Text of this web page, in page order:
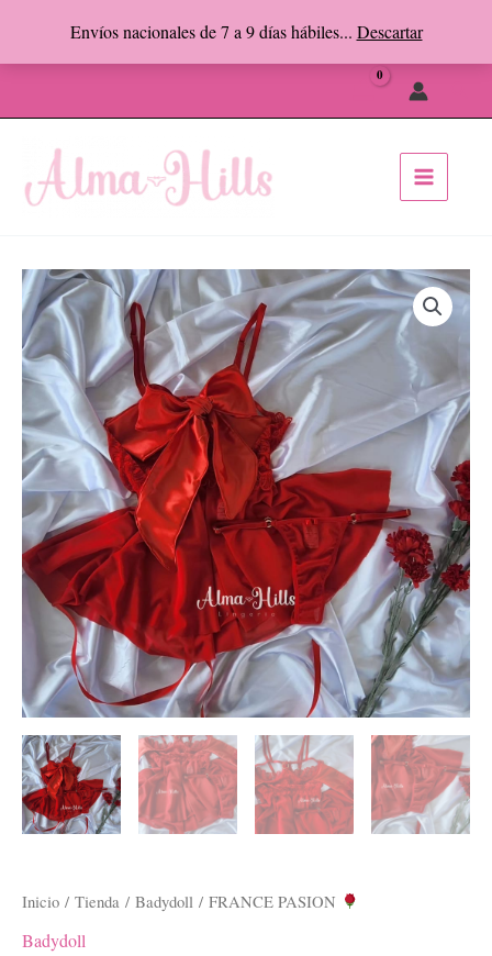
Envíos nacionales de 7 a 9 días hábiles... Descartar
contenido
Inicio / Tienda / Badydoll / FRANCE PASION
Badydoll
FRANCE
PASION
cantidad
Facebook Instagram